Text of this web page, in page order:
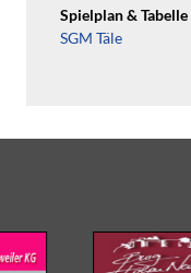
Spielplan &
SGM Täle